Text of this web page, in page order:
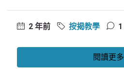
2 年前 按揭教學 1
閱讀更多